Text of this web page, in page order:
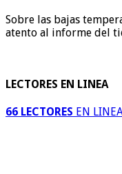
Sobre las bajas
atento al informe del
LECTORES EN LINEA
66 LECTORES EN